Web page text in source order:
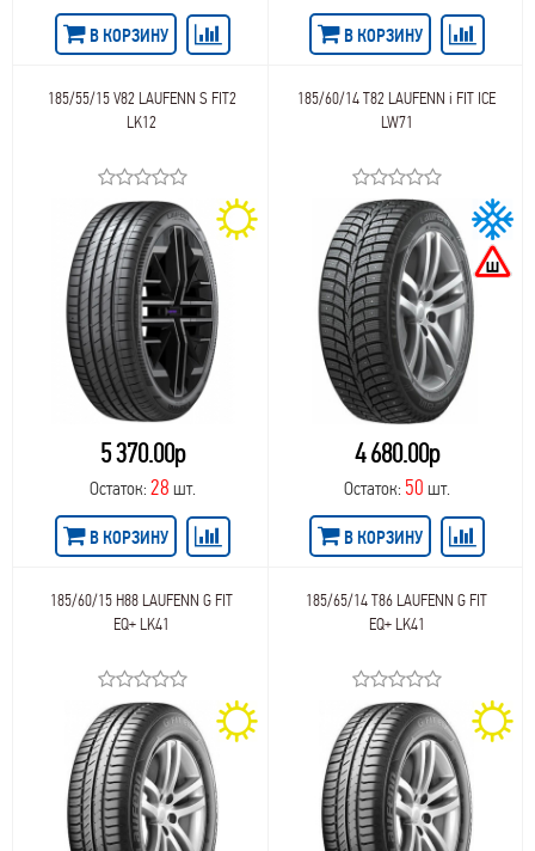
В КОРЗИНУ В КОРЗИНУ
185/55/15 V82 LAUFENN S FIT2
LK12
5 370.00р
Остаток: 28 шт.
В КОРЗИНУ
185/60/14 T82 LAUFENN i FIT ICE
LW71
4 680.00р
Остаток: 50 шт.
В КОРЗИНУ
185/60/15 H88 LAUFENN G FIT
EQ+ LK41
185/65/14 T86 LAUFENN G FIT
EQ+ LK41